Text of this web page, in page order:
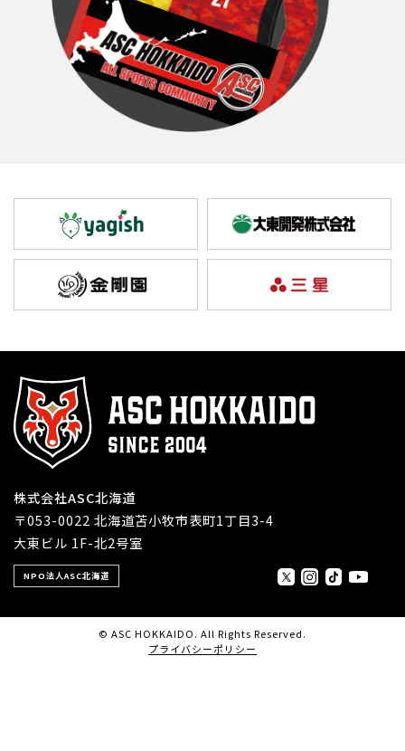
株式会社ASC北海道
〒053-0022 北海道苫小牧市表町1丁目3-4
大東ビル 1F-北2号室
NPO法人ASC北海道
© ASC HOKKAIDO. All Rights Reserved.
プライバシーポリシー